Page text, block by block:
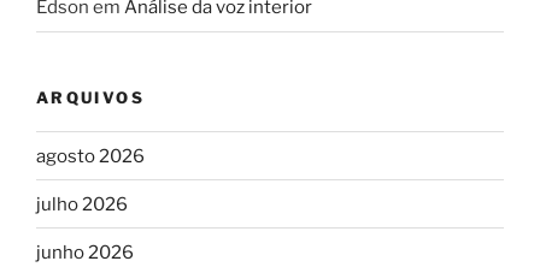
Edson em Análise da voz interior
ARQUIVOS
agosto 2026
julho 2026
junho 2026